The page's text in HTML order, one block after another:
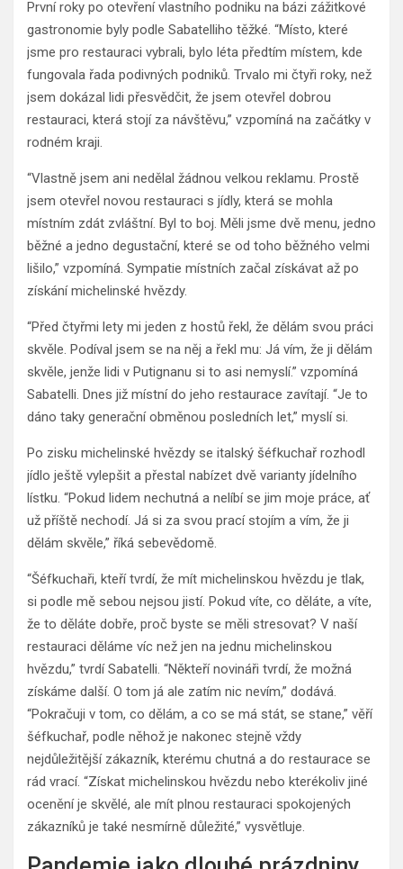
První roky po otevření vlastního podniku na bázi zážitkové
gastronomie byly podle Sabatelliho těžké. “Místo, které
jsme pro restauraci vybrali, bylo léta předtím místem, kde
fungovala řada podivných podniků. Trvalo mi čtyři roky, než
jsem dokázal lidi přesvědčit, že jsem otevřel dobrou
restauraci, která stojí za návštěvu,” vzpomíná na začátky v
rodném kraji.
“Vlastně jsem ani nedělal žádnou velkou reklamu. Prostě
jsem otevřel novou restauraci s jídly, která se mohla
místním zdát zvláštní. Byl to boj. Měli jsme dvě menu, jedno
běžné a jedno degustační, které se od toho běžného velmi
lišilo,” vzpomíná. Sympatie místních začal získávat až po
získání michelinské hvězdy.
“Před čtyřmi lety mi jeden z hostů řekl, že dělám svou práci
skvěle. Podíval jsem se na něj a řekl mu: Já vím, že ji dělám
skvěle, jenže lidi v Putignanu si to asi nemyslí.” vzpomíná
Sabatelli. Dnes již místní do jeho restaurace zavítají. “Je to
dáno taky generační obměnou posledních let,” myslí si.
Po zisku michelinské hvězdy se italský šéfkuchař rozhodl
jídlo ještě vylepšit a přestal nabízet dvě varianty jídelního
lístku. “Pokud lidem nechutná a nelíbí se jim moje práce, ať
už příště nechodí. Já si za svou prací stojím a vím, že ji
dělám skvěle,” říká sebevědomě.
“Šéfkuchaři, kteří tvrdí, že mít michelinskou hvězdu je tlak,
si podle mě sebou nejsou jistí. Pokud víte, co děláte, a víte,
že to děláte dobře, proč byste se měli stresovat? V naší
restauraci děláme víc než jen na jednu michelinskou
hvězdu,” tvrdí Sabatelli. “Někteří novináři tvrdí, že možná
získáme další. O tom já ale zatím nic nevím,” dodává.
“Pokračuji v tom, co dělám, a co se má stát, se stane,” věří
šéfkuchař, podle něhož je nakonec stejně vždy
nejdůležitější zákazník, kterému chutná a do restaurace se
rád vrací. “Získat michelinskou hvězdu nebo kterékoliv jiné
ocenění je skvělé, ale mít plnou restauraci spokojených
zákazníků je také nesmírně důležité,” vysvětluje.